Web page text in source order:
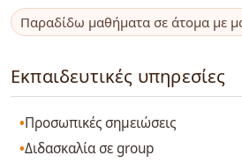
Παραδίδω μαθήματα σε άτομα με
Εκπαιδευτικές υπηρεσίες
Προσωπικές σημειώσεις
Διδασκαλία σε group